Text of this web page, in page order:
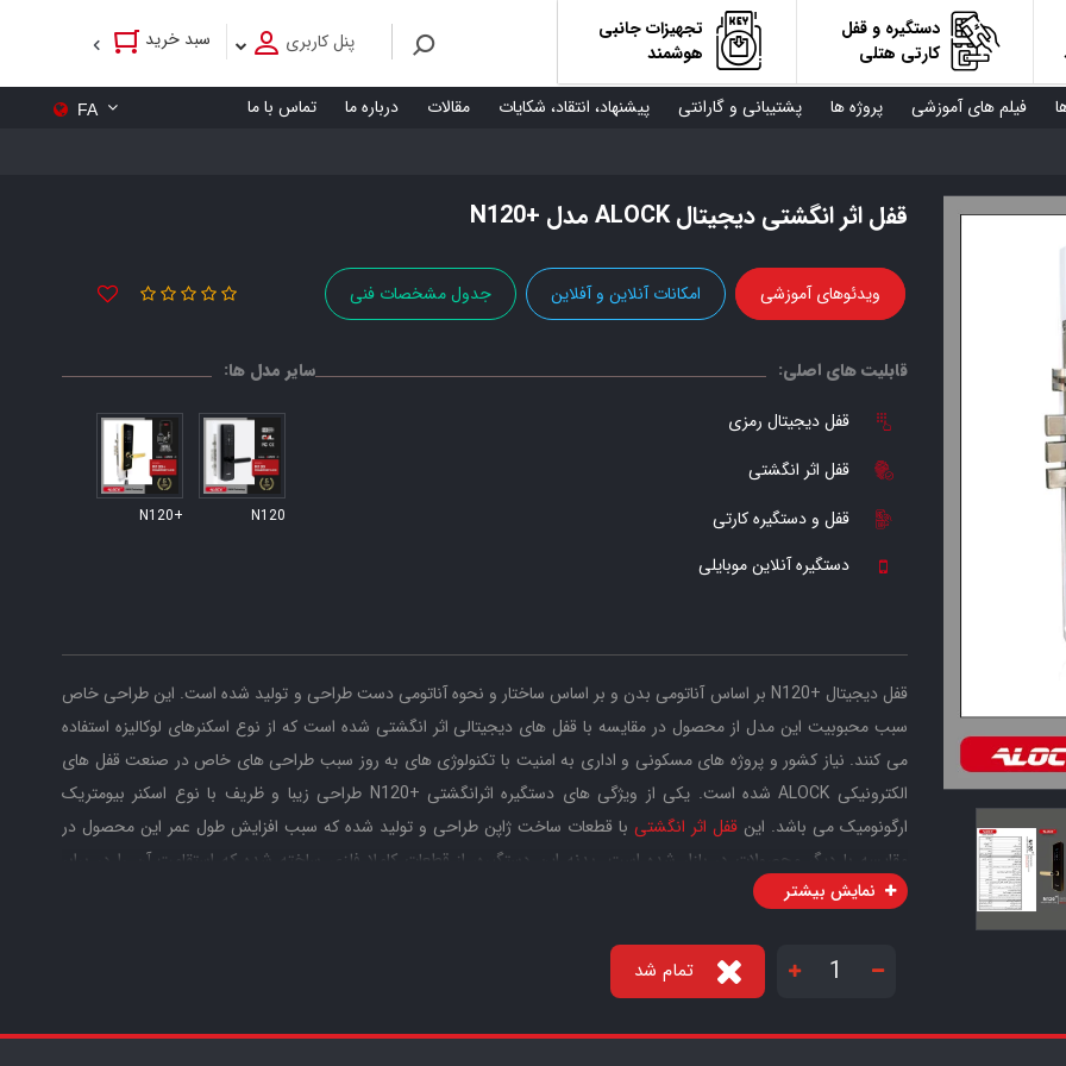
دستگیره و قفل
کارتی هتلی
تجهیزات جانبی
هوشمند
سبد خرید پنل کاربری
فیلم های آموزشی پروژه ها پشتیبانی و گارانتی پیشنهاد، انتقاد، شکایات مقالات درباره ما تماس با ما FA
قفل اثر انگشتی دیجیتال ALOCK مدل +N120
ویدئوهای آموزشی امکانات آنلاین و آفلاین جدول مشخصات فنی
قابلیت های اصلی:
قفل دیجیتال رمزی
قفل اثر انگشتی
قفل و دستگیره کارتی
دستگیره آنلاین موبایلی
سایر مدل ها:
N120
+N120
قفل دیجیتال N120+ بر اساس آناتومی بدن و بر اساس ساختار و نحوه آناتومی دست طراحی و تولید شده است. این طراحی خاص
سبب محبوبیت این مدل از محصول در مقایسه با قفل های دیجیتالی اثر انگشتی شده است که از نوع اسکنرهای لوکالیزه استفاده
می کنند. نیاز کشور و پروژه های مسکونی و اداری به امنیت با تکنولوژی های به روز سبب طراحی های خاص در صنعت قفل های
الکترونیکی ALOCK شده است. یکی از ویژگی های دستگیره اثرانگشتی
N120+ طراحی زیبا و ظریف با نوع اسکنر بیومتریک
ارگونومیک می باشد. اینقفل اثر انگشتی با قطعات ساخت ژاپن طراحی و تولید شده که سبب افزایش طول عمر این محصول در
مقایسه با دیگر محصولات در بازار شده است. بدنه این دستگیره، از قطعات کاملا فلزی ساخته شده که استقامت آن را در برابر
موبایل، بررسی و کنترل ترددها بر روی موبایل و کامپیوتر، تعریف رمز های یک بار مصرف زمان دار برای کاربران با سطوح دسترسی
مختلف مانند پرستار کودک، سرایدار، کارمندان با بازه های قراردادی مختلف، رمزهای با تابع خیالی برای جلوگیری از هک شدن
نمایش بیشتر
تمام شد